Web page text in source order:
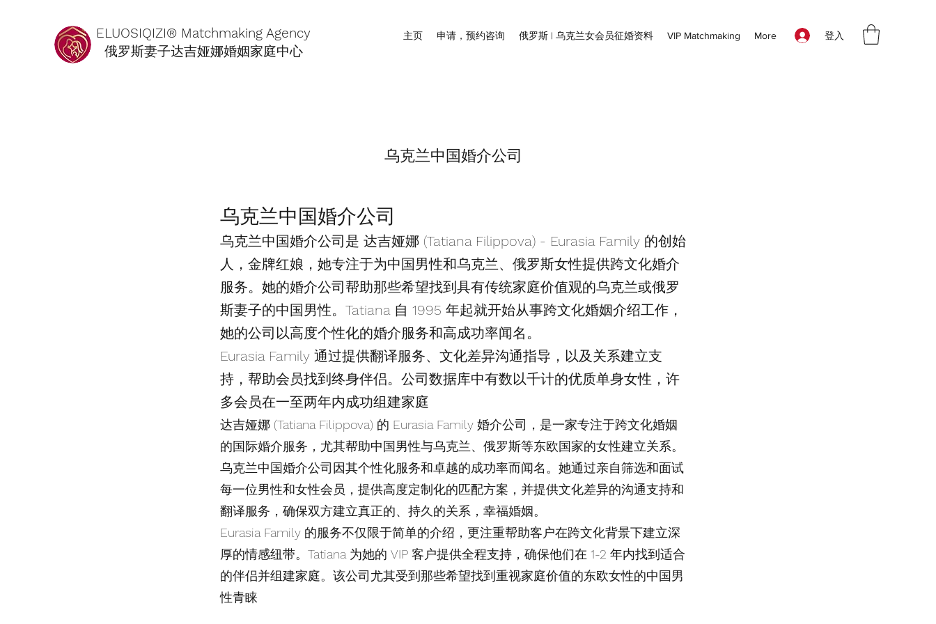
ELUOSIQIZI® Matchmaking Agency
俄罗斯妻子达吉娅娜婚姻家庭中心
登入
主页 申请，预约咨询 俄罗斯 | 乌克兰女会员征婚资料 VIP Matchmaking More
​乌克兰中国婚介公司
​乌克兰中国婚介公司
乌克兰中国婚介公司是 达吉娅娜 (Tatiana Filippova) - Eurasia Family 的创始
人，金牌红娘，她专注于为中国男性和乌克兰、俄罗斯女性提供跨文化婚介
服务。她的婚介公司帮助那些希望找到具有传统家庭价值观的乌克兰或俄罗
斯妻子的中国男性。Tatiana 自 1995 年起就开始从事跨文化婚姻介绍工作，
她的公司以高度个性化的婚介服务和高成功率闻名。
Eurasia Family 通过提供翻译服务、文化差异沟通指导，以及关系建立支
持，帮助会员找到终身伴侣。公司数据库中有数以千计的优质单身女性，许
多会员在一至两年内成功组建家庭​
达吉娅娜 (Tatiana Filippova) 的 Eurasia Family 婚介公司，是一家专注于跨文化婚姻
的国际婚介服务，尤其帮助中国男性与乌克兰、俄罗斯等东欧国家的女性建立关系。
乌克兰中国婚介公司因其个性化服务和卓越的成功率而闻名。她通过亲自筛选和面试
每一位男性和女性会员，提供高度定制化的匹配方案，并提供文化差异的沟通支持和
翻译服务，确保双方建立真正的、持久的关系，幸福婚姻。
Eurasia Family 的服务不仅限于简单的介绍，更注重帮助客户在跨文化背景下建立深
厚的情感纽带。Tatiana 为她的 VIP 客户提供全程支持，确保他们在 1-2 年内找到适合
的伴侣并组建家庭。该公司尤其受到那些希望找到重视家庭价值的东欧女性的中国男
性青睐​